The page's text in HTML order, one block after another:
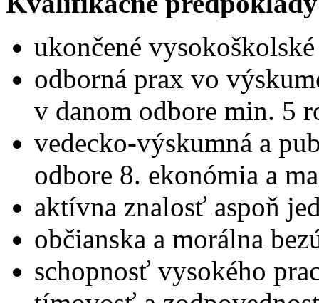
ukončené
odborná prax vo
v danom odbore min. 5
vedecko-výskumná a
odbore 8. ekonómia a
aktívna znalosť aspoň
občianska a morálna
schopnosť vysokého